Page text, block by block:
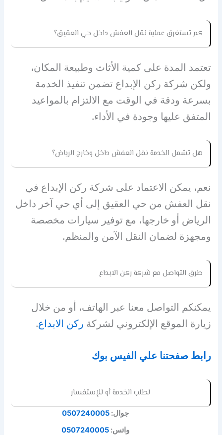
كم تستغرق عملية نقل العفش داخل حي العقيق؟
تعتمد المدة على كمية الأثاث وطبيعة المكان،
ولكن شركة ركن الإبداع تضمن تنفيذ الخدمة
بسرعة ودقة في الوقت مع الالتزام بالمواعيد
المتفق عليها وجودة في الأداء.
هل تشمل الخدمة نقل العفش داخل وخارج الرياض؟
نعم، يمكن الاعتماد على شركة ركن الإبداع في
نقل العفش من حي العقيق إلى أي حي آخر داخل
الرياض أو خارجها، مع توفير سيارات مخصصة
ومجهزة لضمان النقل الآمن والمنظم.
طرق التواصل مع شركة ركن الابداع
يمكنكم التواصل معنا عبر الهاتف، أو من خلال
زيارة الموقع الإلكتروني لشركة ركن الابداع.
رابط صفحتنا علي الفيس بوك
لطلب الخدمة أو للإستفسار
جوال:0507240005
واتس:0507240005